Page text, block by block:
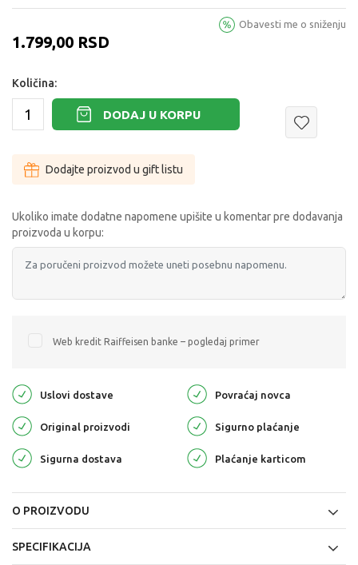
1.799,00 RSD
Obavesti me o sniženju
Količina:
DODAJ U KORPU
Dodajte proizvod u gift listu
Ukoliko imate dodatne napomene upišite u komentar pre dodavanja
proizvoda u korpu:
Web kredit Raiffeisen banke – pogledaj primer
Uslovi dostave Povraćaj novca
Original proizvodi Sigurno plaćanje
Sigurna dostava Plaćanje karticom
O PROIZVODU
SPECIFIKACIJA